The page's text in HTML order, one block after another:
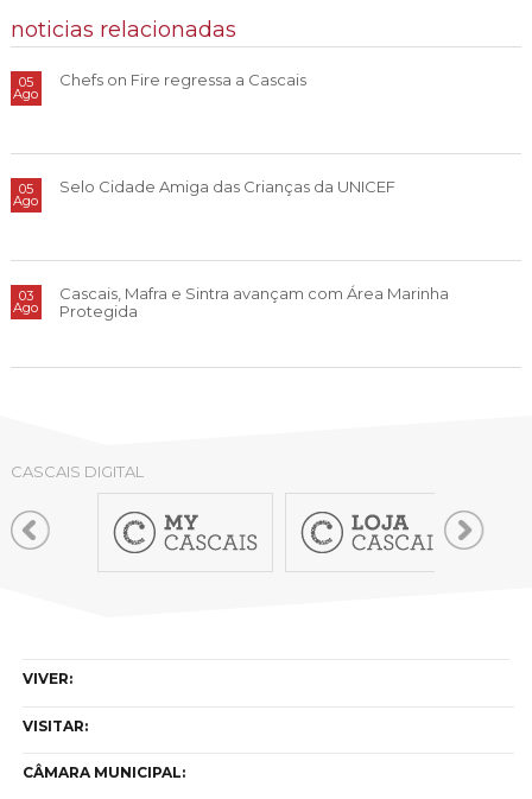
noticias relacionadas
05
Ago
Chefs on Fire regressa a Cascais
05
Ago
Selo Cidade Amiga das Crianças da UNICEF
03
Ago
Cascais, Mafra e Sintra avançam com Área Marinha
Protegida
CASCAIS DIGITAL
VIVER:
VISITAR:
CÂMARA MUNICIPAL: